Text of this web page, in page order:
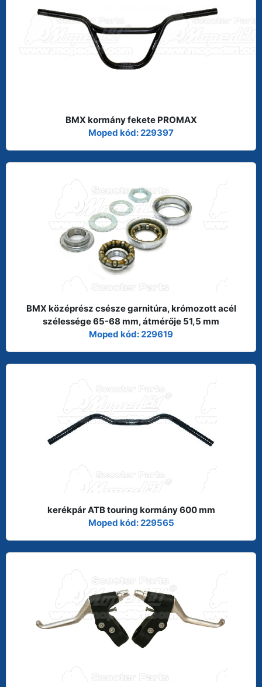
BMX kormány fekete PROMAX
Moped kód: 229397
BMX középrész csésze garnitúra, krómozott acél
szélessége 65-68 mm, átmérője 51,5 mm
Moped kód: 229619
kerékpár ATB touring kormány 600 mm
Moped kód: 229565